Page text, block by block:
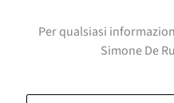
Per qualsiasi
Simone De